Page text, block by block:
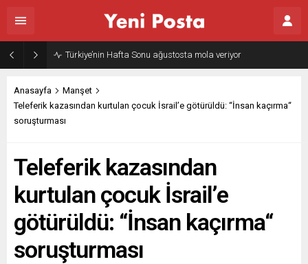
Türkiye’nin Hafta Sonu ağustosta mola veriyor
Anasayfa
Manşet
Teleferik kazasından kurtulan çocuk İsrail’e götürüldü: “İnsan kaçırma“
soruşturması
Teleferik kazasından
kurtulan çocuk İsrail’e
götürüldü: “İnsan kaçırma“
soruşturması